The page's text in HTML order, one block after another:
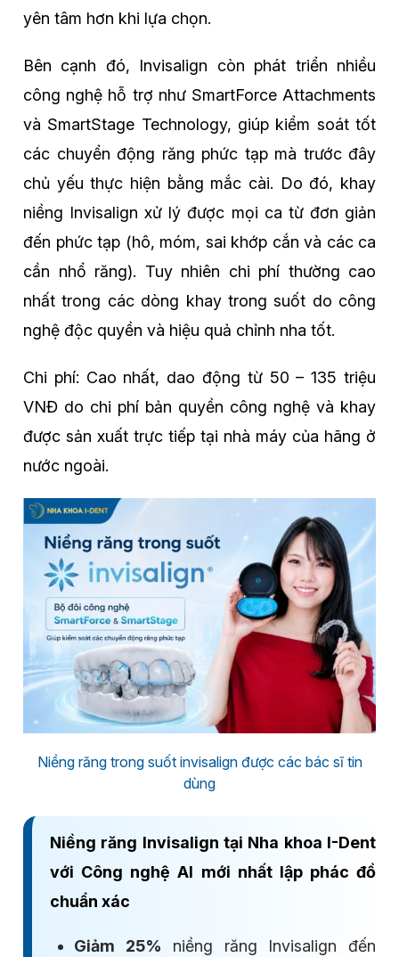
yên tâm hơn khi lựa chọn.
Bên cạnh đó, Invisalign còn phát triển nhiều
công nghệ hỗ trợ như SmartForce Attachments
và SmartStage Technology, giúp kiểm soát tốt
các chuyển động răng phức tạp mà trước đây
chủ yếu thực hiện bằng mắc cài. Do đó, khay
niềng Invisalign xử lý được mọi ca từ đơn giản
đến phức tạp (hô, móm, sai khớp cắn và các ca
cần nhổ răng). Tuy nhiên chi phí thường cao
nhất trong các dòng khay trong suốt do công
nghệ độc quyền và hiệu quả chỉnh nha tốt.
Chi phí: Cao nhất, dao động từ 50 – 135 triệu
VNĐ do chi phí bản quyền công nghệ và khay
được sản xuất trực tiếp tại nhà máy của hãng ở
nước ngoài.
Niềng răng trong suốt invisalign được các bác sĩ tin
dùng
Niềng răng Invisalign tại Nha khoa I-Dent
với Công nghệ AI mới nhất lập phác đồ
chuẩn xác
Giảm 25% niềng răng Invisalign đến